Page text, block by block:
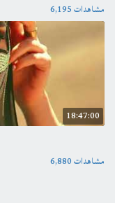
6,195 مشاهدات
18:47:00
6,880 مشاهدات